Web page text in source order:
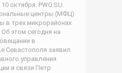
октября. PWO.SU.
центры (МФЦ)
в трех микрорайонах
этом сегодня на
в
Севастополя заявил
управления
и связи Петр